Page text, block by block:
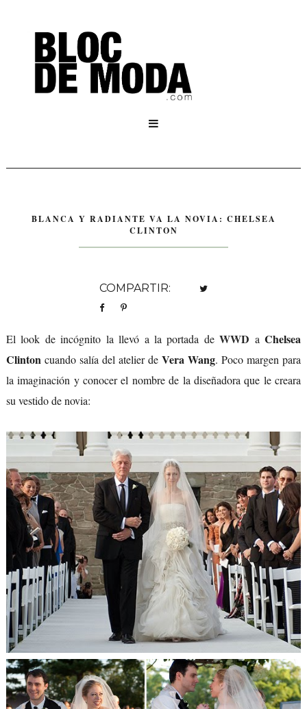

BLANCA Y RADIANTE VA LA NOVIA: CHELSEA
CLINTON
COMPARTIR:
El look de incógnito la llevó a la portada deWWD aChelsea
Clintoncuando salía del atelier deVera Wang. Poco margen para
la imaginación y conocer el nombre de la diseñadora que le creara
su vestido de novia: